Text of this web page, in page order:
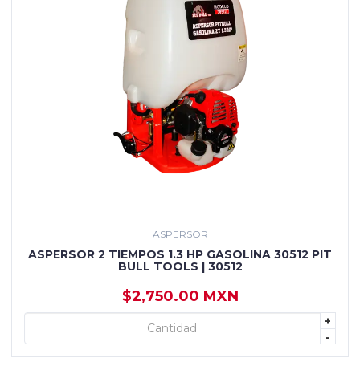
ASPERSOR
ASPERSOR 2 TIEMPOS 1.3 HP GASOLINA 30512 PIT
BULL TOOLS | 30512
$2,750.00 MXN
+
-
+ AGREGAR